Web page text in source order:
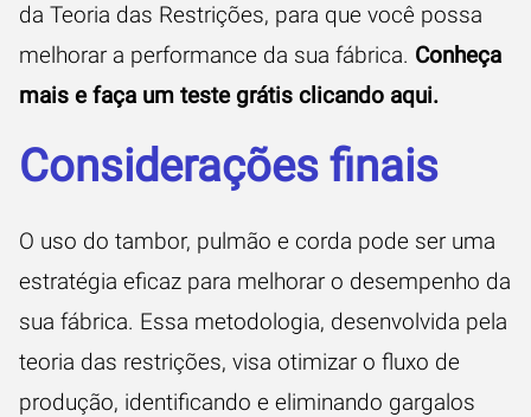
da Teoria das Restrições, para que você possa
melhorar a performance da sua fábrica. Conheça
mais e faça um teste grátis clicando aqui.
Considerações finais
O uso do tambor, pulmão e corda pode ser uma
estratégia eficaz para melhorar o desempenho da
sua fábrica. Essa metodologia, desenvolvida pela
teoria das restrições, visa otimizar o fluxo de
produção, identificando e eliminando gargalos